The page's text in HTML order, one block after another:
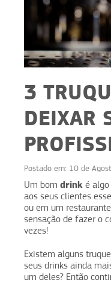
3
DEIXAR
Postado em: 10 de
Um bom drink é algo
aos seus clientes
ou em um
sensação de fazer o
vezes!
Existem alguns
seus drinks ainda
um deles? Então